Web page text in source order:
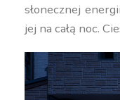
słonecznej
jej na całą noc.